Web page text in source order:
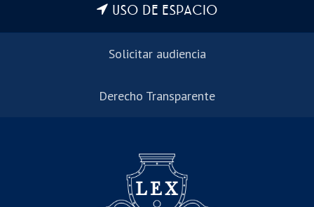
USO DE ESPACIO
Solicitar audiencia
Derecho Transparente